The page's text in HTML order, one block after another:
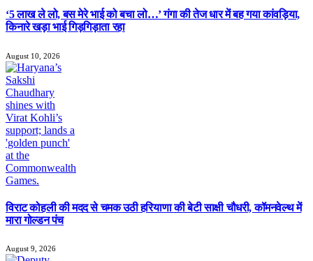
‘5 लाख ले लो, बस मेरे भाई को बचा लो…’ गंगा की तेज धार में बह गया कांवड़िया,
किनारे खड़ा भाई गिड़गिड़ाता रहा
August 10, 2026
विराट कोहली की मदद से चमक उठी हरियाणा की बेटी साक्षी चौधरी, कॉमनवेल्थ में
मारा गोल्डन पंच
August 9, 2026